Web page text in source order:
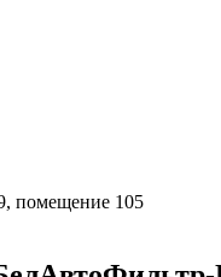
помещение 105